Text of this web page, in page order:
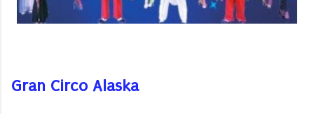
Gran Circo Alaska